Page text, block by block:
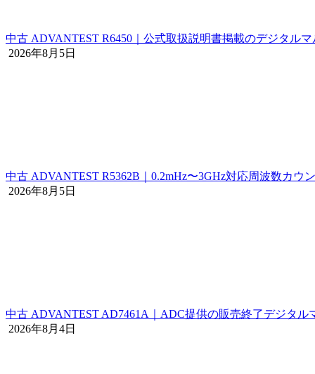
中古 ADVANTEST R6450｜公式取扱説明書掲載のデジタルマ
2026年8月5日
中古 ADVANTEST R5362B｜0.2mHz〜3GHz対応周波数カウ
2026年8月5日
中古 ADVANTEST AD7461A｜ADC提供の販売終了デジタル
2026年8月4日